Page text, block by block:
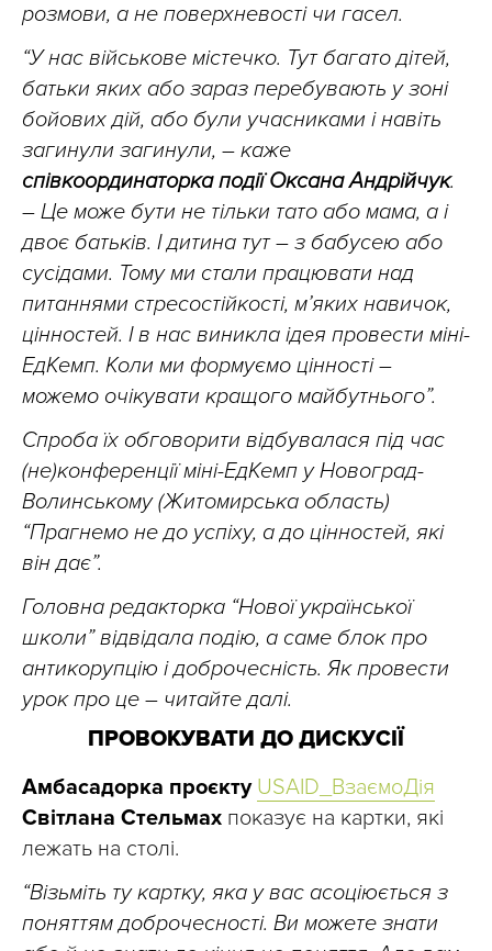
розмови, а не поверхневості чи гасел.
“У нас військове містечко. Тут багато дітей,
батьки яких або зараз перебувають у зоні
бойових дій, або були учасниками і навіть
загинули загинули, – каже
співкоординаторка події Оксана Андрійчук.
– Це може бути не тільки тато або мама, а і
двоє батьків. І дитина тут – з бабусею або
сусідами. Тому ми стали працювати над
питаннями стресостійкості, м’яких навичок,
цінностей. І в нас виникла ідея провести міні-
ЕдКемп. Коли ми формуємо цінності –
можемо очікувати кращого майбутнього”.
Спроба їх обговорити відбувалася під час
(не)конференції міні-ЕдКемп у Новоград-
Волинському (Житомирська область)
“Прагнемо не до успіху, а до цінностей, які
він дає”.
Головна редакторка “Нової української
школи” відвідала подію, а саме блок про
антикорупцію і доброчесність. Як провести
урок про це – читайте далі.
ПРОВОКУВАТИ ДО ДИСКУСІЇ
Амбасадорка проєкту USAID_ВзаємоДія
Світлана Стельмах показує на картки, які
лежать на столі.
“Візьміть ту картку, яка у вас асоціюється з
поняттям доброчесності. Ви можете знати